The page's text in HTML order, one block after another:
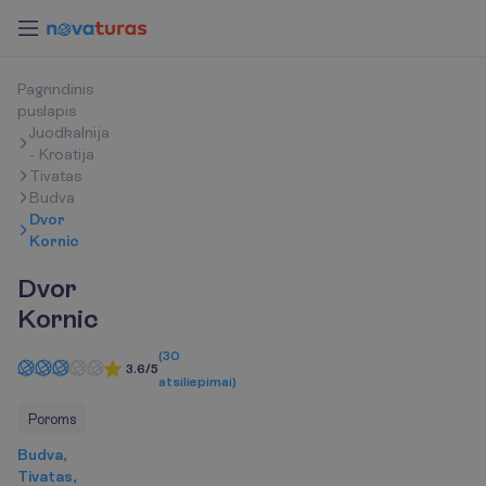
Pagrindinis
puslapis
Juodkalnija
- Kroatija
Tivatas
Budva
Dvor
Kornic
Dvor
Kornic
3.6/5
(30
atsiliepimai)
Poroms
Budva,
Tivatas,